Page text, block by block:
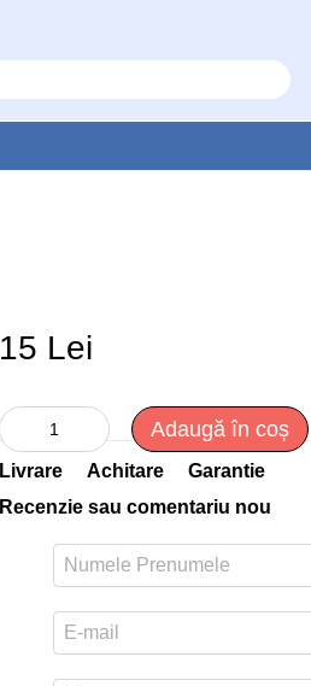
15 Lei
Adaugă în coș
Livrare Achitare
Garantie
Recenzie sau comentariu nou